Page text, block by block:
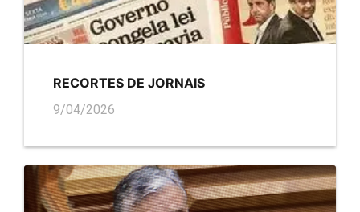
RECORTES DE JORNAIS
9/04/2026